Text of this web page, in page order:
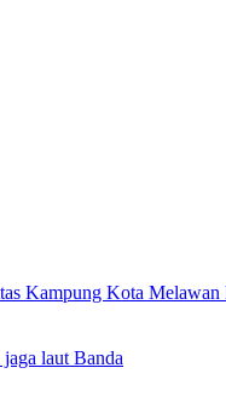
Kampung Kota Melawan
laut Banda